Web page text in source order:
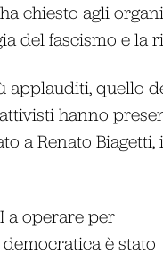
chiesto agli
del fascismo e
quello
hanno
a Renato
a operare per
è stato